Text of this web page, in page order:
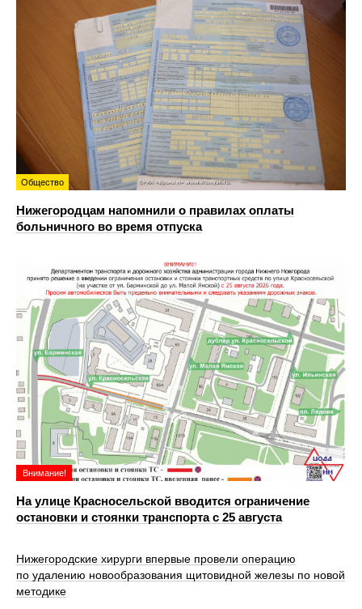
Общество
Нижегородцам напомнили о правилах оплаты
больничного во время отпуска
Внимание!
На улице Красносельской вводится ограничение
остановки и стоянки транспорта с 25 августа
Нижегородские хирурги впервые провели операцию
по удалению новообразования щитовидной железы по новой
методике